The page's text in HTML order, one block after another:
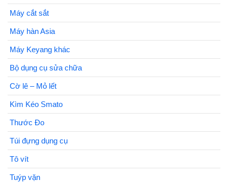
Máy cắt sắt
Máy hàn Asia
Máy Keyang khác
Bộ dụng cụ sửa chữa
Cờ lê – Mỏ lết
Kìm Kéo Smato
Thước Đo
Túi đựng dụng cụ
Tô vít
Tuýp vặn